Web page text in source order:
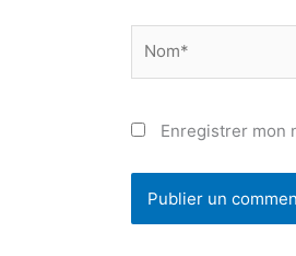
Enregistrer mon